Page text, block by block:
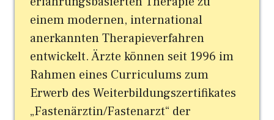
einem modernen, international
anerkannten Therapieverfahren
entwickelt. Ärzte können seit 1996 im
Rahmen eines Curriculums zum
Erwerb des Weiterbildungszertifikates
„Fastenärztin/Fastenarzt“ der